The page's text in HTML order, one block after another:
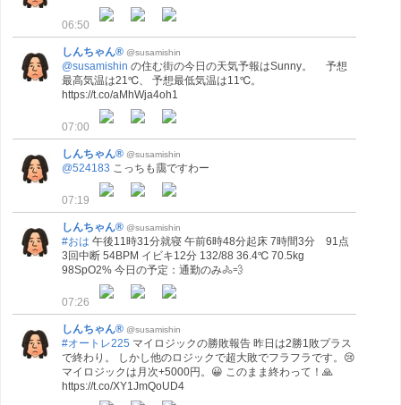
06:50
しんちゃん® @susamishin
@susamishin の住む街の今日の天気予報はSunny。 予想
最高気温は21℃、 予想最低気温は11℃。
https://t.co/aMhWja4oh1
07:00
しんちゃん® @susamishin
@524183 こっちも靄ですわー
07:19
しんちゃん® @susamishin
#おは 午後11時31分就寝 午前6時48分起床 7時間3分 91点
3回中断 54BPM イビキ12分 132/88 36.4℃ 70.5kg
98SpO2% 今日の予定：通勤のみ🚴💨
07:26
しんちゃん® @susamishin
#オートレ225 マイロジックの勝敗報告 昨日は2勝1敗プラス
で終わり。 しかし他のロジックで超大敗でフラフラです。😢
マイロジックは月次+5000円。😀 このまま終わって！🙏
https://t.co/XY1JmQoUD4